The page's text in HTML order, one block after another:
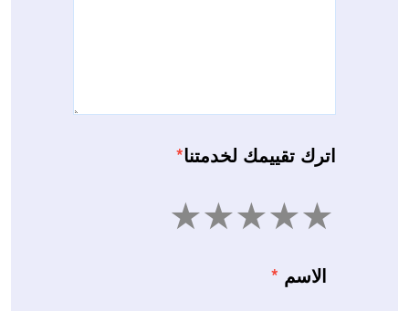
اترك تقييمك لخدمتنا*
4 3 2 1
الاسم *